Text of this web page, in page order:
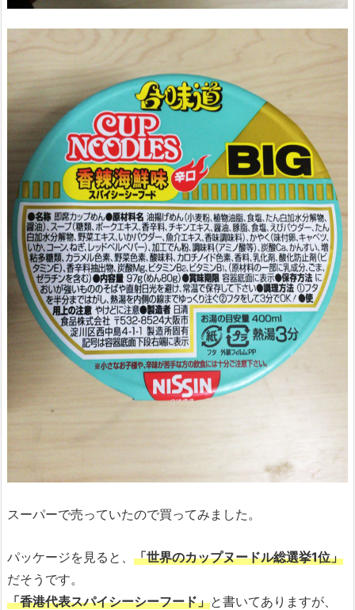
スーパーで売っていたので買ってみました。
パッケージを見ると、 「世界のカップヌードル総選挙1位」
だそうです。
「香港代表スパイシーシーフード」と書いてありますが、